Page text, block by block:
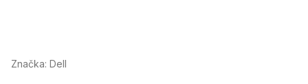
Značka: Dell